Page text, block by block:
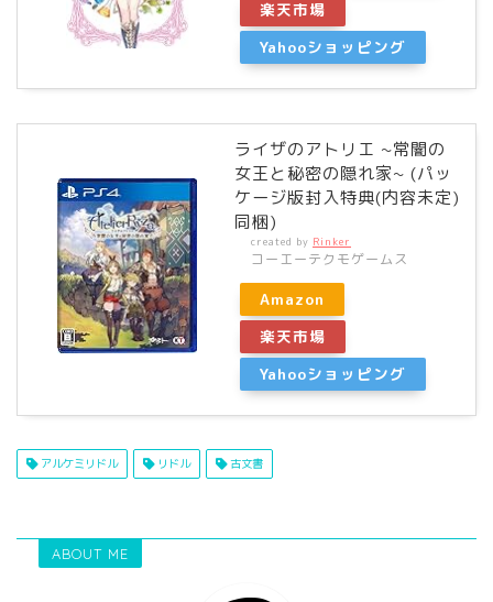
楽天市場
Yahooショッピング
ライザのアトリエ ~常闇の
女王と秘密の隠れ家~ (パッ
ケージ版封入特典(内容未定)
同梱)
created by Rinker
コーエーテクモゲームス
Amazon
楽天市場
Yahooショッピング
アルケミリドル リドル 古文書
ABOUT ME